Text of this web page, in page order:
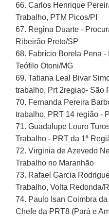
66. Carlos Henrique
Trabalho, PTM Picos/PI
67. Regina Duarte -
Ribeirão Preto/SP
68. Fabrício Borela Pena -
Teófilo Otoni/MG
69. Tatiana Leal Bivar
trabalho, Prt 2regiao- São
70. Fernanda Pereira
trabalho, PRT 14 região -
71. Guadalupe Louro
Trabalho - PRT da 1ª
72. Virginia de Azevedo
Trabalho no Maranhão
73. Rafael Garcia
Trabalho, Volta Redonda/
74. Paulo Isan Coimbra
Chefe da PRT8 (Pará e